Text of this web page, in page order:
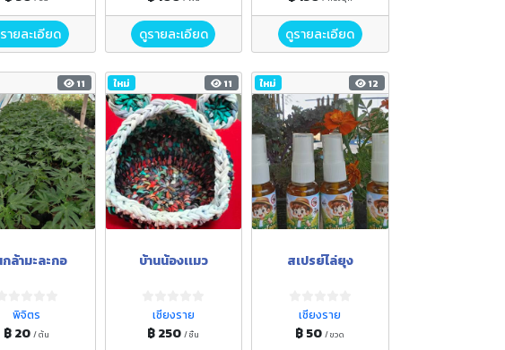
ายละเอียด ดูรายละเอียด ดูรายละเอียด
11
ล้ามะละกอ
พิจิตร
฿ 20/ ต้น
ใหม่ 11
บ้านน้องเเมว
เชียงราย
฿ 250/ ชิ้น
ใหม่ 12
สเปรย์ไล่ยุง
เชียงราย
฿ 50/ ขวด